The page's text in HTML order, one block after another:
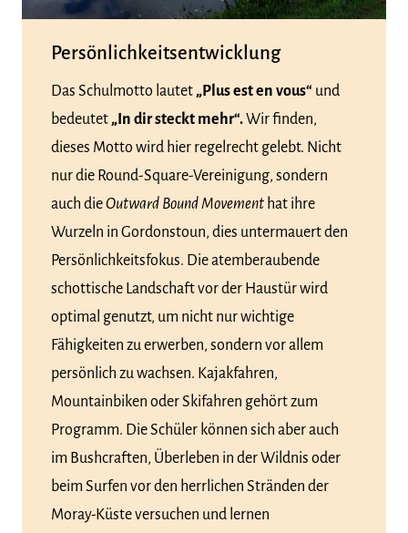
Persönlichkeitsentwicklung
Das Schulmotto lautet „Plus est en vous“ und
bedeutet „In dir steckt mehr“.Wir finden,
dieses Motto wird hier regelrecht gelebt. Nicht
nur die Round-Square-Vereinigung, sondern
auch dieOutward Bound Movement hat ihre
Wurzeln in Gordonstoun, dies untermauert den
Persönlichkeitsfokus. Die atemberaubende
schottische Landschaft vor der Haustür wird
optimal genutzt, um nicht nur wichtige
Fähigkeiten zu erwerben, sondern vor allem
persönlich zu wachsen. Kajakfahren,
Mountainbiken oder Skifahren gehört zum
Programm. Die Schüler können sich aber auch
im Bushcraften, Überleben in der Wildnis oder
beim Surfen vor den herrlichen Stränden der
Moray-Küste versuchen und lernen